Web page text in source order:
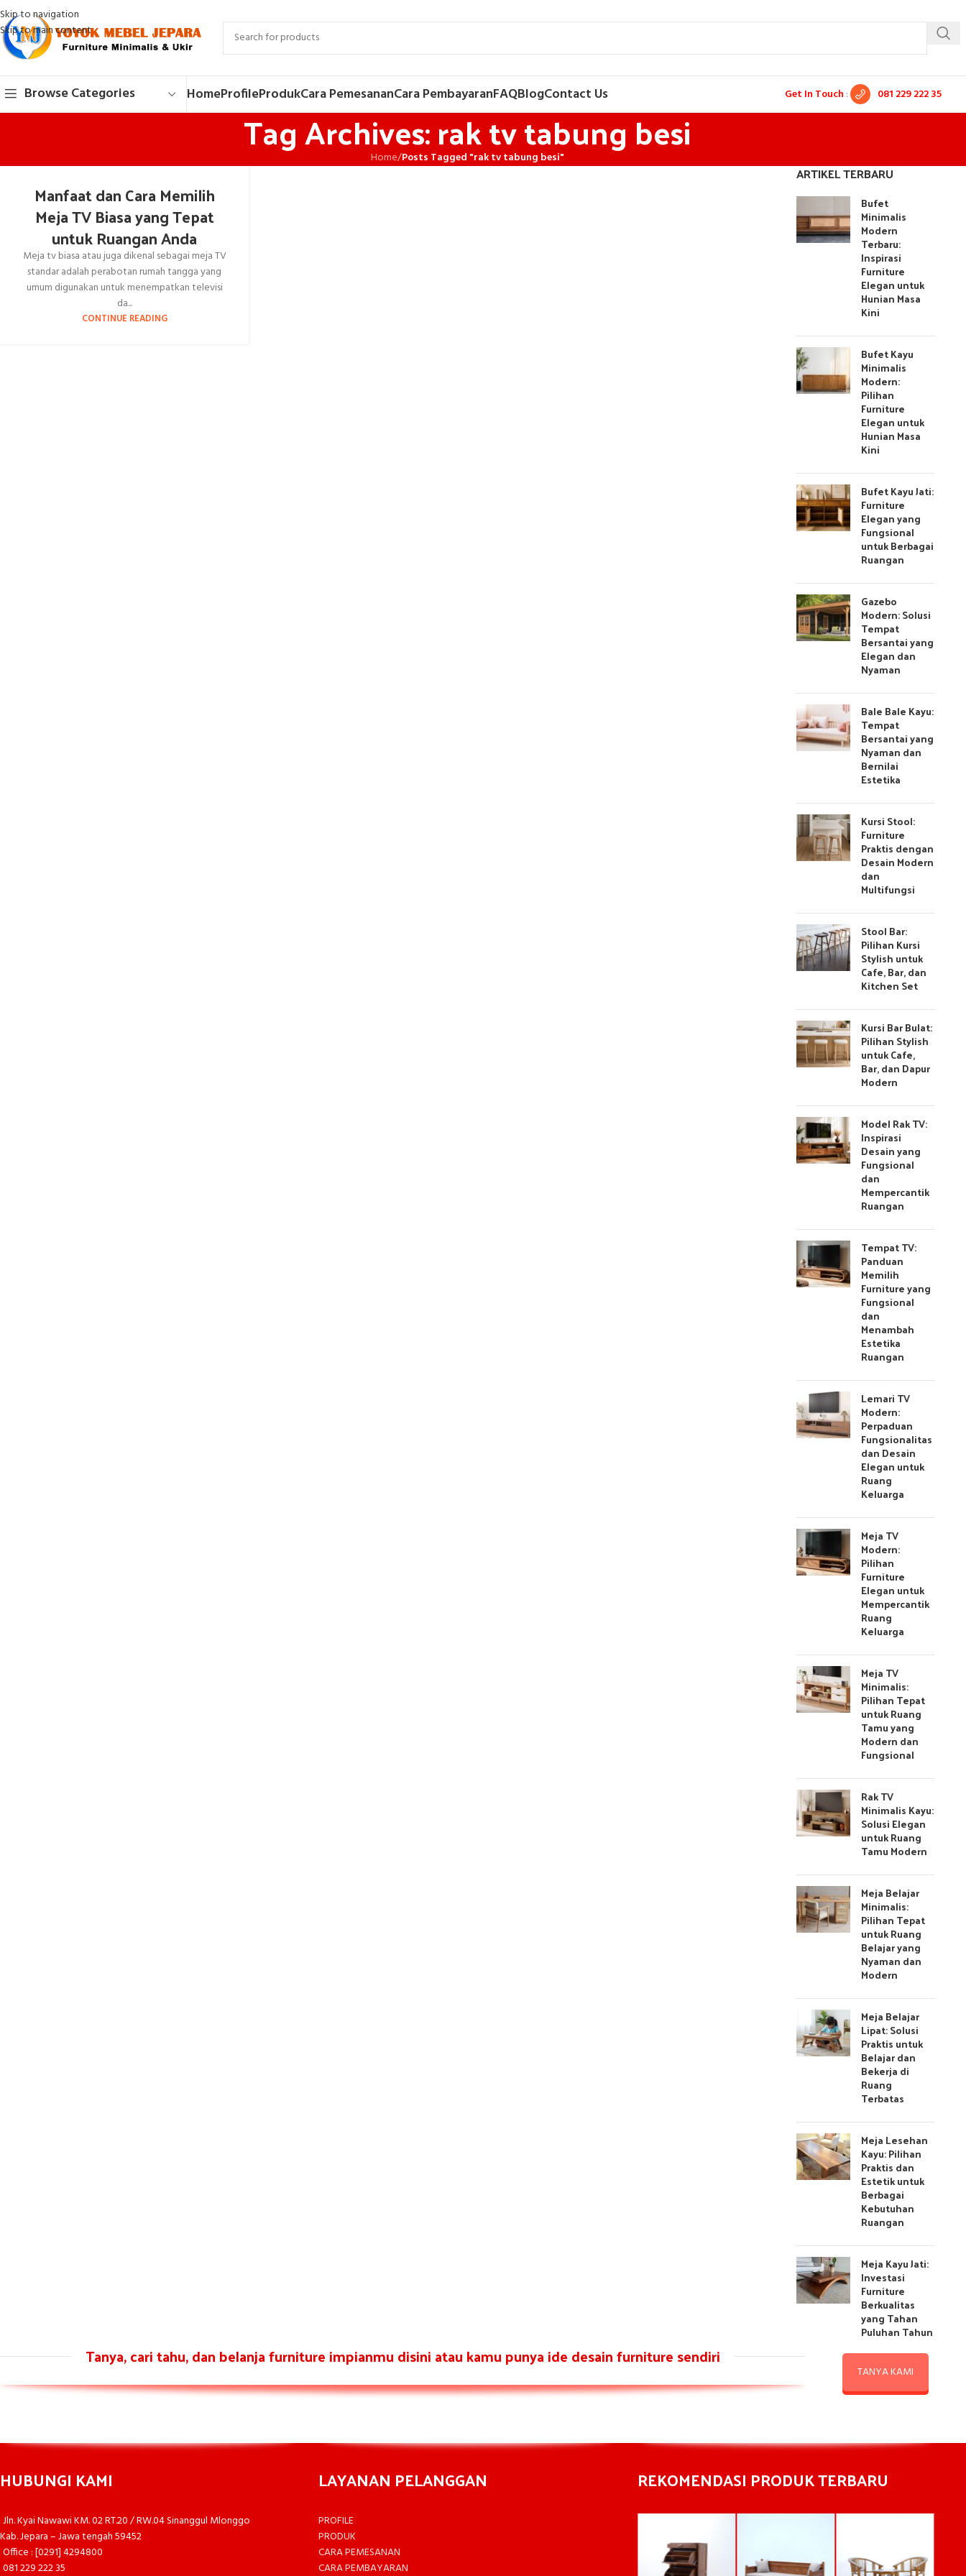
Skip to navigation
Skip to main content
Browse Categories HomeProfileProdukCara PemesananCara PembayaranFAQBlogContact Us Get In Touch : 081 229 222 35
Tag Archives: rak tv tabung besi
Home/Posts Tagged "rak tv tabung besi"
Manfaat dan Cara Memilih
Meja TV Biasa yang Tepat
untuk Ruangan Anda
Meja tv biasa atau juga dikenal sebagai meja TV
standar adalah perabotan rumah tangga yang
umum digunakan untuk menempatkan televisi
da...
CONTINUE READING
ARTIKEL TERBARU
Bufet
Minimalis
Modern
Terbaru:
Inspirasi
Furniture
Elegan untuk
Hunian Masa
Kini
Bufet Kayu
Minimalis
Modern:
Pilihan
Furniture
Elegan untuk
Hunian Masa
Kini
Bufet Kayu Jati:
Furniture
Elegan yang
Fungsional
untuk Berbagai
Ruangan
Gazebo
Modern: Solusi
Tempat
Bersantai yang
Elegan dan
Nyaman
Bale Bale Kayu:
Tempat
Bersantai yang
Nyaman dan
Bernilai
Estetika
Kursi Stool:
Furniture
Praktis dengan
Desain Modern
dan
Multifungsi
Stool Bar:
Pilihan Kursi
Stylish untuk
Cafe, Bar, dan
Kitchen Set
Kursi Bar Bulat:
Pilihan Stylish
untuk Cafe,
Bar, dan Dapur
Modern
Model Rak TV:
Inspirasi
Desain yang
Fungsional
dan
Mempercantik
Ruangan
Tempat TV:
Panduan
Memilih
Furniture yang
Fungsional
dan
Menambah
Estetika
Ruangan
Lemari TV
Modern:
Perpaduan
Fungsionalitas
dan Desain
Elegan untuk
Ruang
Keluarga
Meja TV
Modern:
Pilihan
Furniture
Elegan untuk
Mempercantik
Ruang
Keluarga
Meja TV
Minimalis:
Pilihan Tepat
untuk Ruang
Tamu yang
Modern dan
Fungsional
Rak TV
Minimalis Kayu:
Solusi Elegan
untuk Ruang
Tamu Modern
Meja Belajar
Minimalis:
Pilihan Tepat
untuk Ruang
Belajar yang
Nyaman dan
Modern
Meja Belajar
Lipat: Solusi
Praktis untuk
Belajar dan
Bekerja di
Ruang
Terbatas
Meja Lesehan
Kayu: Pilihan
Praktis dan
Estetik untuk
Berbagai
Kebutuhan
Ruangan
Meja Kayu Jati:
Investasi
Furniture
Berkualitas
yang Tahan
Puluhan Tahun
Tanya, cari tahu, dan belanja furniture impianmu disini atau kamu punya ide desain furniture sendiri
TANYA KAMI
HUBUNGI KAMI
Jln. Kyai Nawawi KM. 02 RT.20 / RW.04 Sinanggul Mlonggo
Kab. Jepara – Jawa tengah 59452
Office : [0291] 4294800
081 229 222 35
LAYANAN PELANGGAN
PROFILE
PRODUK
CARA PEMESANAN
CARA PEMBAYARAN
REKOMENDASI PRODUK TERBARU